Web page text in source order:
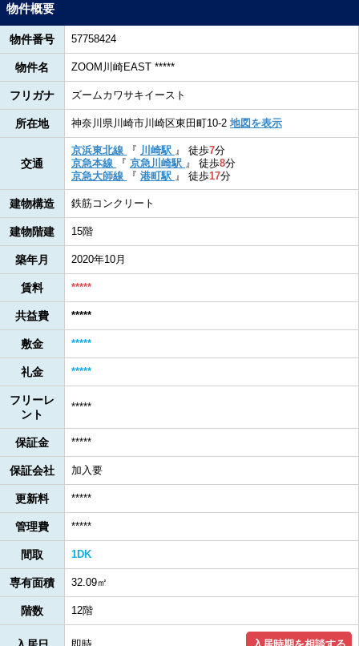
物件概要
物件番号 57758424
物件名 ZOOM川崎EAST *****
フリガナ ズームカワサキイースト
所在地 神奈川県川崎市川崎区東田町10-2 地図を表示
交通
京浜東北線 『 川崎駅 』 徒歩7分
京急本線
『 京急川崎駅 』 徒歩8分
京急大師線
『 港町駅 』 徒歩17分
建物構造 鉄筋コンクリート
建物階建 15階
築年月 2020年10月
賃料 *****
共益費 *****
敷金 *****
礼金 *****
フリーレ
ント
*****
保証金 *****
保証会社 加入要
更新料 *****
管理費 *****
間取 1DK
専有面積 32.09㎡
階数 12階